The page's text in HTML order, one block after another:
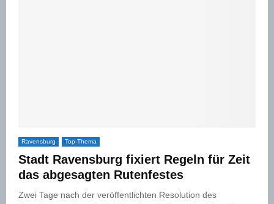
Ravensburg Top-Thema
Stadt Ravensburg fixiert Regeln für Zeit
das abgesagten Rutenfestes
Zwei Tage nach der veröffentlichten Resolution des